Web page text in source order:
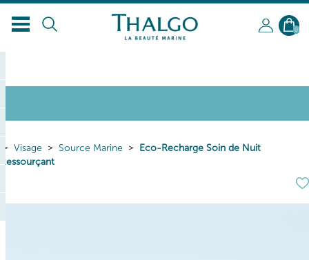
FR
0
Visage Source Marine
Eco-Recharge Soin de Nuit
Ressourçant